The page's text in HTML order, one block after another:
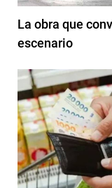
La obra que
escenario